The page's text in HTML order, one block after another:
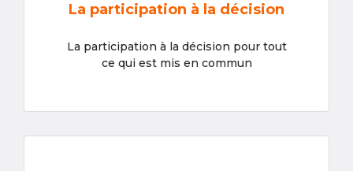
La participation à la décision
La participation à la décision pour tout
ce qui est mis en commun